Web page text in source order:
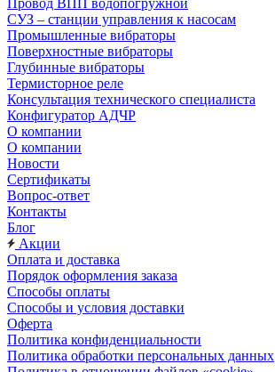
Провод ВПП водопогружной
СУЗ – станции управления к насосам
Промышленные вибраторы
Поверхностные вибраторы
Глубинные вибраторы
Термисторное реле
Консультация технического специалиста
Конфигуратор АДЧР
О компании
О компании
Новости
Сертификаты
Вопрос-ответ
Контакты
Блог
Акции
Оплата и доставка
Порядок оформления заказа
Способы оплаты
Способы и условия доставки
Оферта
Политика конфиденциальности
Политика обработки персональных данных